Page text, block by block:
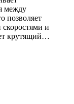
между
позволяет
и
крутящий…